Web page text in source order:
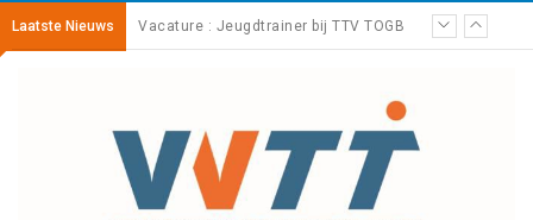
Laatste Nieuws Bijscholing – Impliciet leren